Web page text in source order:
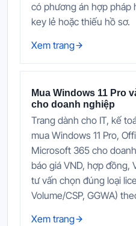
có phương án hợp pháp
key lẻ hoặc thiếu hồ sơ.
Xem trang
Mua Windows 11 Pro
cho doanh nghiệp
Trang dành cho IT, kế
mua Windows 11 Pro,
Microsoft 365 cho
báo giá VND, hợp đồng,
tư vấn chọn đúng loại
Volume/CSP, GGWA)
Xem trang